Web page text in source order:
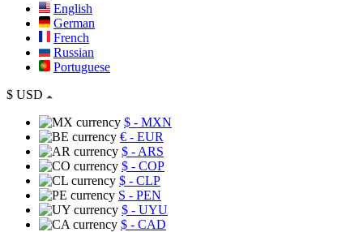
English
German
French
Russian
Portuguese
$ USD
$ - MXN
€ - EUR
$ - ARS
$ - COP
$ - CLP
S - PEN
$ - UYU
$ - CAD